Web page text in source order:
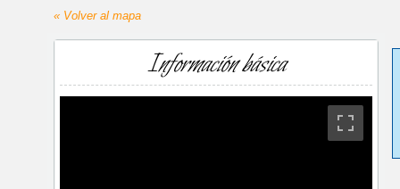
« Volver al mapa
Información básica